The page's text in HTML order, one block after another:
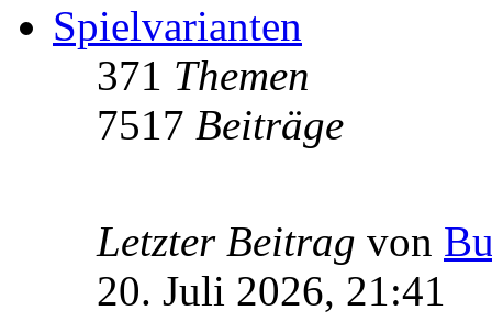
Spielvarianten
371 Themen
7517 Beiträge
Letzter Beitrag von
20. Juli 2026, 21:41